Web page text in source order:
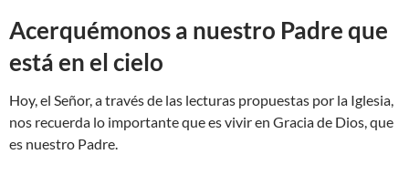
Acerquémonos a nuestro Padre que
está en el cielo
Hoy, el Señor, a través de las lecturas propuestas por la Iglesia,
nos recuerda lo importante que es vivir en Gracia de Dios, que
es nuestro Padre.